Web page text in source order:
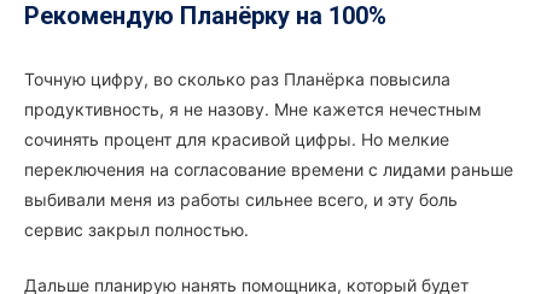
Рекомендую Планёрку на 100%
Точную цифру, во сколько раз Планёрка повысила
продуктивность, я не назову. Мне кажется нечестным
сочинять процент для красивой цифры. Но мелкие
переключения на согласование времени с лидами раньше
выбивали меня из работы сильнее всего, и эту боль
сервис закрыл полностью.
Дальше планирую нанять помощника, который будет